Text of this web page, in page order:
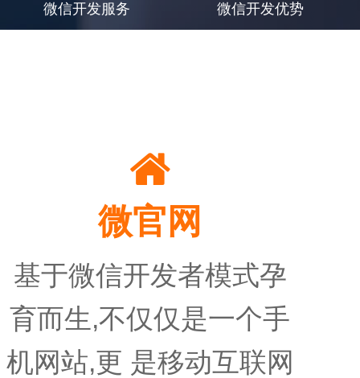
微信开发服务 微信开发优势

微官网
基于微信开发者模式孕
育而生,不仅仅是一个手
机网站,更 是移动互联网